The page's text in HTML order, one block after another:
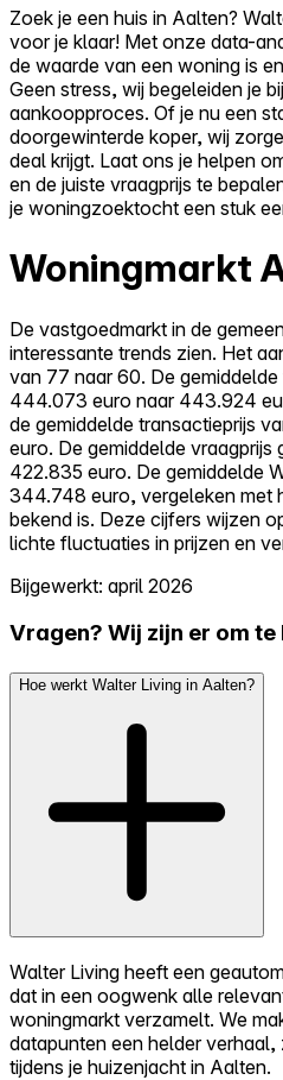
Zoek je een huis in Aalten?
voor je klaar! Met onze data-
de waarde van een woning is
Geen stress, wij begeleiden je
aankoopproces. Of je nu een
doorgewinterde koper, wij
deal krijgt. Laat ons je helpen
en de juiste vraagprijs te
je woningzoektocht een stuk
Woningmarkt
De vastgoedmarkt in de
interessante trends zien. Het
van 77 naar 60. De
444.073 euro naar 443.924
de gemiddelde transactieprijs
euro. De gemiddelde
422.835 euro. De gemiddelde
344.748 euro, vergeleken met
bekend is. Deze cijfers wijzen
lichte fluctuaties in prijzen en
Bijgewerkt: april 2026
Vragen? Wij zijn er om te
Hoe werkt Walter Living in Aalten?
Walter Living heeft een
dat in een oogwenk alle
woningmarkt verzamelt. We
datapunten een helder
tijdens je huizenjacht in Aalten.